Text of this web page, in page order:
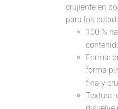
crujiente en
para los
100 %
Forma:
forma
fina y
Textura: